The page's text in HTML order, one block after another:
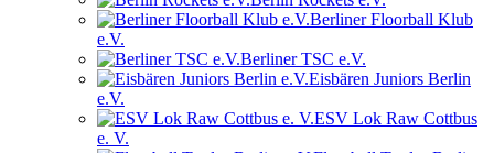
Berliner Floorball Klub
e.V.
Berliner TSC e.V.
Eisbären Juniors Berlin
e.V.
ESV Lok Raw Cottbus
e. V.